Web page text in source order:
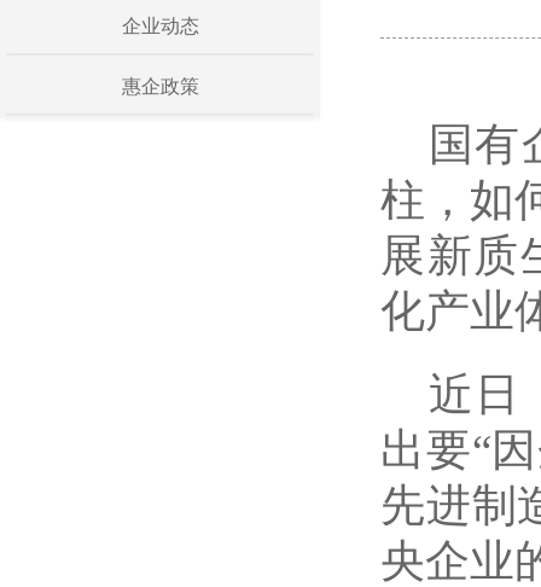
企业动态
惠企政策
国有
柱，如
展新质
化产业
近日
出要“
先进制
央企业